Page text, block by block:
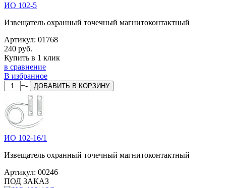
ИО 102-5
Извещатель охранный точечный магнитоконтактный
Артикул: 01768
240 руб.
Купить в 1 клик
в сравнение
В избранное
+- ДОБАВИТЬ В КОРЗИНУ
ИО 102-16/1
Извещатель охранный точечный магнитоконтактный
Артикул: 00246
ПОД ЗАКАЗ